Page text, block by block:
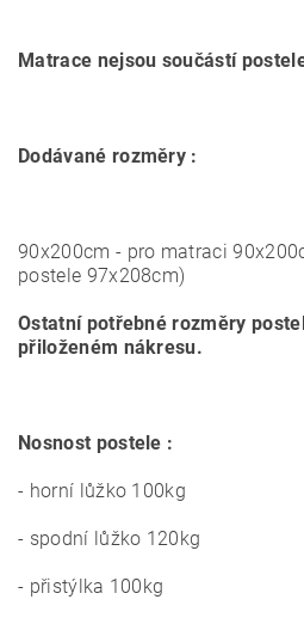
Matrace nejsou součástí
Dodávané rozměry :
90x200cm - pro matraci
postele 97x208cm)
Ostatní potřebné rozměry
přiloženém nákresu.
Nosnost postele :
- horní lůžko 100kg
- spodní lůžko 120kg
- přistýlka 100kg